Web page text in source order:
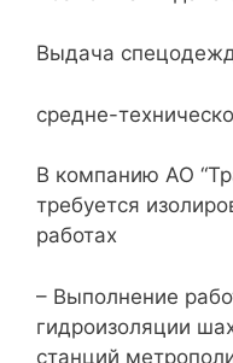
Выдача
средне-
В компанию АО
требуется
работах
– Выполнение
гидроизоляции
станций